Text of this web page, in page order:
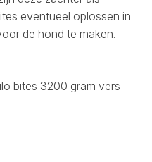
eventueel oplossen in
de hond te maken.
bites 3200 gram vers